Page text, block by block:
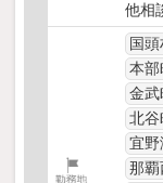
他相
国
本部
金武
北谷
宜野
那覇